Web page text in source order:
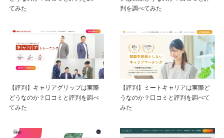
てみた
判を調べてみた
【評判】キャリアグリップは実際
どうなのか？口コミと評判を調べ
てみた
【評判】ミートキャリアは実際ど
うなのか？口コミと評判を調べて
みた